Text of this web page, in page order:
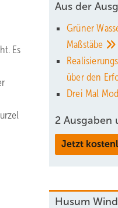
Es
Aus der
Grüner
Maßstäbe
über den
Drei Mal
2 Ausgaben
Jetzt
Husum